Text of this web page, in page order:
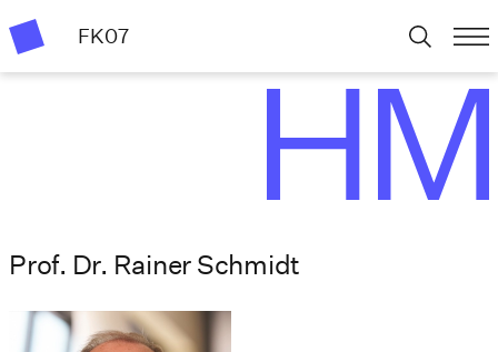
FK07
Prof. Dr. Rainer Schmidt